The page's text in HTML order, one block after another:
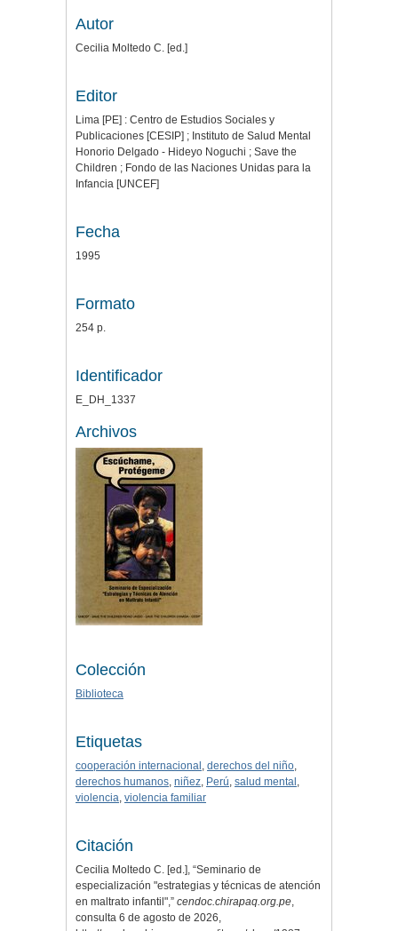
Autor
Cecilia Moltedo C. [ed.]
Editor
Lima [PE] : Centro de Estudios Sociales y
Publicaciones [CESIP] ; Instituto de Salud Mental
Honorio Delgado - Hideyo Noguchi ; Save the
Children ; Fondo de las Naciones Unidas para la
Infancia [UNCEF]
Fecha
1995
Formato
254 p.
Identificador
E_DH_1337
Archivos
Colección
Biblioteca
Etiquetas
cooperación internacional , derechos del niño,
derechos humanos, niñez, Perú, salud mental ,
violencia, violencia familiar
Citación
Cecilia Moltedo C. [ed.], “Seminario de
especialización "estrategias y técnicas de atención
en maltrato infantil",” cendoc.chirapaq.org.pe,
consulta 6 de agosto de 2026,